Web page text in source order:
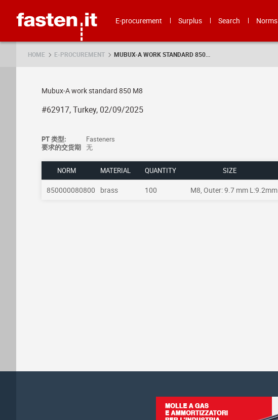
E-procurement Surplus Search Norms
HOME E-PROCUREMENT MUBUX-A WORK STANDARD 850...
Mubux-A work standard 850 M8
#62917, Turkey, 02/09/2025
PT 类型:
Fasteners
要求的交货期 无
NORM MATERIAL QUANTITY SIZE
850000080800 brass 100 M8, Outer: 9.7 mm L:9.2mm